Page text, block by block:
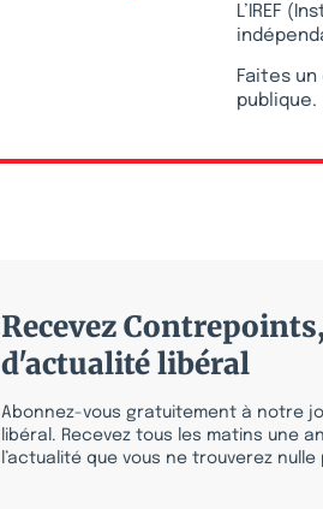
L’IREF
Faites
publique.
Recevez
d'actualité libéral
Abonnez-vous gratuitement à notre
libéral. Recevez tous les matins une
l’actualité que vous ne trouverez